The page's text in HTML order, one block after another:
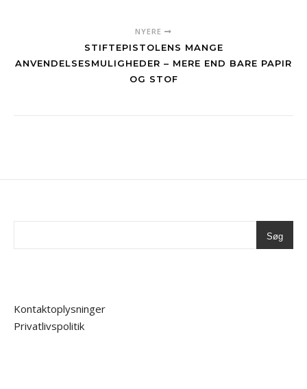
NYERE
STIFTEPISTOLENS MANGE
ANVENDELSESMULIGHEDER – MERE END BARE PAPIR
OG STOF
Søg
Kontaktoplysninger
Privatlivspolitik